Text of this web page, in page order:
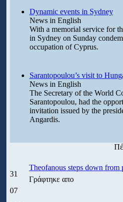
Dynamic events in Sydney
News in English
With a memorial service for
in Sydney on Sunday
occupation of Cyprus.
Sarantopoulou’s visit to
News in English
The Secretary of the World
Sarantopoulou, had the
invitation issued by the
Angardis.
31
07
Theofanous steps down from
Γράφτηκε απο